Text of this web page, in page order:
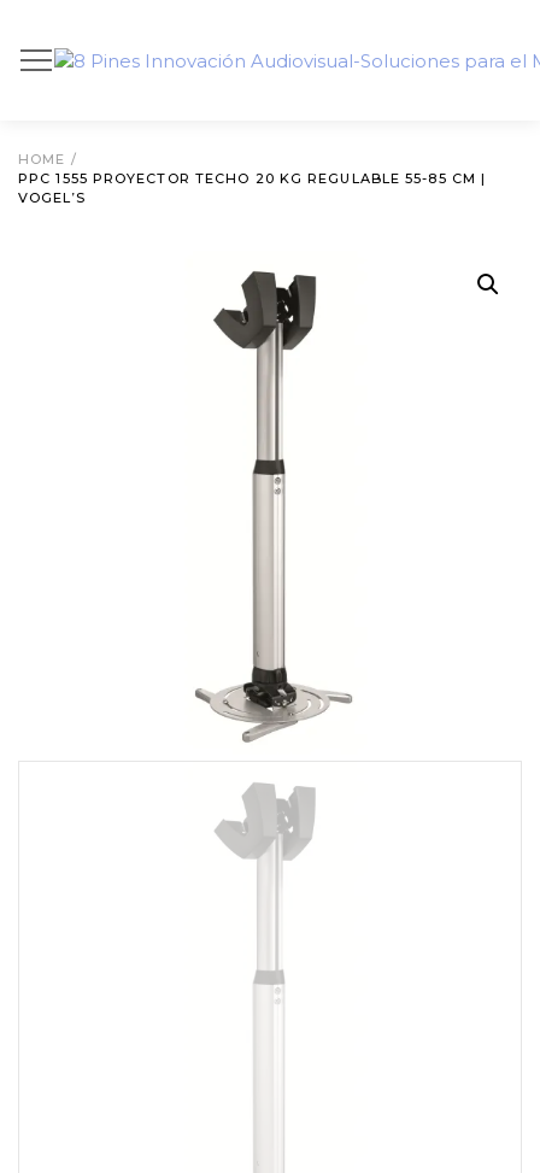
HOME /
PPC 1555 PROYECTOR TECHO 20 KG REGULABLE 55-85 CM |
VOGEL’S